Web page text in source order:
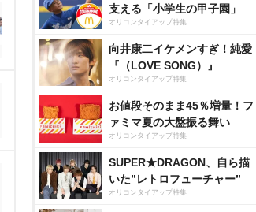
支える「小学生の甲子園」
オリコンタイアップ特集
向井康二イケメンすぎ！純愛
『（LOVE SONG）』
オリコンタイアップ特集
お値段そのまま45％増量！フ
ァミマ夏の大盤振る舞い
オリコンタイアップ特集
SUPER★DRAGON、自ら描
いた”レトロフューチャー”
オリコンタイアップ特集